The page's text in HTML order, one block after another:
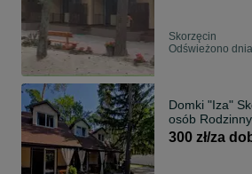
Skorzęcin
Odświeżono
Domki "Iza"
osób
Skorzęcinie
300 zł/za